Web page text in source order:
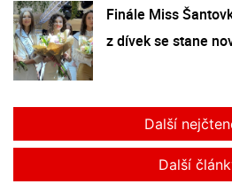
Finále Miss
z dívek se stane
Další
Další